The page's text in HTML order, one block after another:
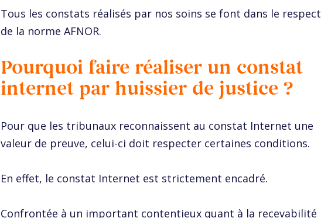
Tous les constats réalisés par nos soins se font dans le respect
de la norme AFNOR.
Pourquoi faire réaliser un constat
internet par huissier de justice ?
Pour que les tribunaux reconnaissent au constat Internet une
valeur de preuve, celui-ci doit respecter certaines conditions.
En effet, le constat Internet est strictement encadré.
Confrontée à un important contentieux quant à la recevabilité